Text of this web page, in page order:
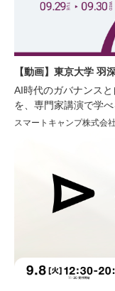
【動画】東京大学 羽
AI時代のガバナンス
を、専門家講演で学
スマートキャンプ株式会社